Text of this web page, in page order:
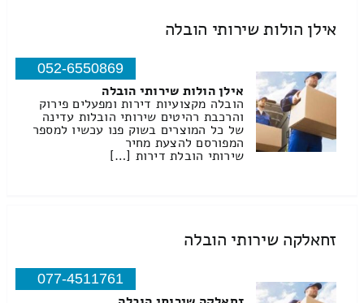
אילן הולות שירותי הובלה
052-6550869
אילן הולות שירותי הובלה
הובלה מקצועיות דירות ומפעלים פירוק
והרכבת רהיטים שירותי הובלות עדינה
של כל המוצרים בשוק פנו עכשיו למספר
המפורסם להצעת מחיר
שירותי הובלת דירות […]
זחאלקה שירותי הובלה
077-4511761